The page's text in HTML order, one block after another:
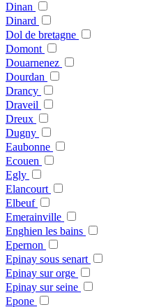
Dinan
Dinard
Dol de bretagne
Domont
Douarnenez
Dourdan
Drancy
Draveil
Dreux
Dugny
Eaubonne
Ecouen
Egly
Elancourt
Elbeuf
Emerainville
Enghien les bains
Epernon
Epinay sous senart
Epinay sur orge
Epinay sur seine
Epone